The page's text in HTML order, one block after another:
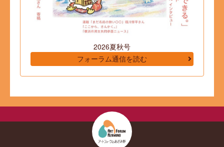
2026夏秋号
フォーラム通信を読む